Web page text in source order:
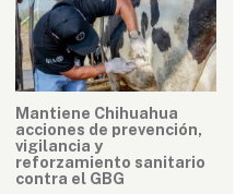
Mantiene Chihuahua
acciones de prevención,
vigilancia y
reforzamiento sanitario
contra el GBG